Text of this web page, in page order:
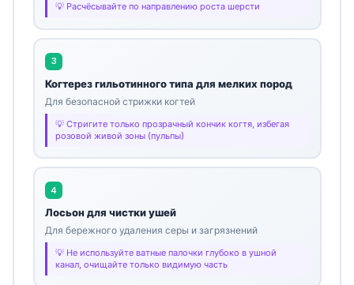
Расчёсывайте по направлению роста шерсти
3
Когтерез гильотинного типа для мелких пород
Для безопасной стрижки когтей
Стригите только прозрачный кончик когтя, избегая
розовой живой зоны (пульпы)
4
Лосьон для чистки ушей
Для бережного удаления серы и загрязнений
Не используйте ватные палочки глубоко в ушной
канал, очищайте только видимую часть